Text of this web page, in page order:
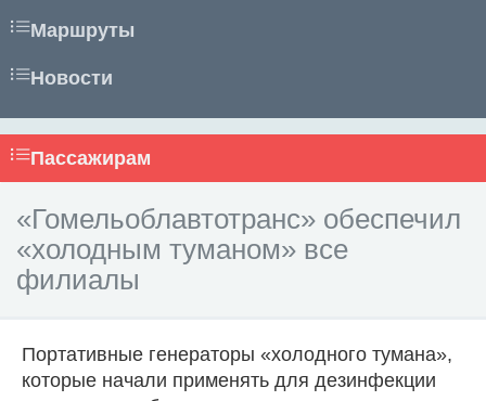
Маршруты
Новости
Пассажирам
«Гомельоблавтотранс» обеспечил
«холодным туманом» все
филиалы
Портативные генераторы «холодного тумана»,
которые начали применять для дезинфекции